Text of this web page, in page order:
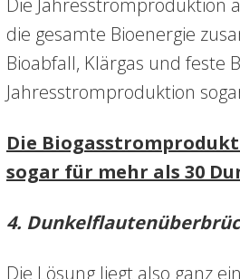
Die Jahresstromproduktion
die gesamte Bioenergie
Bioabfall, Klärgas und feste
Jahresstromproduktion
Die
sogar für mehr als 30
4.
Die Lösung liegt also ganz